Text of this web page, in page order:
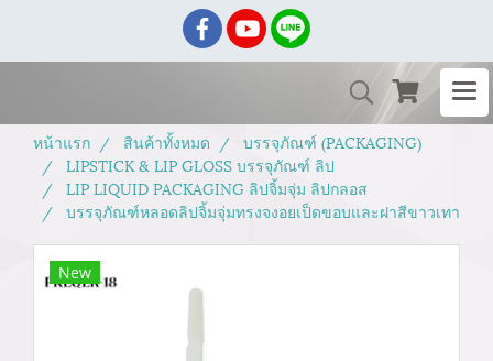
หน้าแรก สินค้าทั้งหมด
บรรจุภัณฑ์ (PACKAGING)
LIPSTICK & LIP GLOSS บรรจุภัณฑ์ ลิป
LIP LIQUID PACKAGING ลิปจิ้มจุ่ม ลิปกลอส
บรรจุภัณฑ์หลอดลิปจิ้มจุ่มทรงจงอยเป็ดขอบและฝาสีขาวเทา
New